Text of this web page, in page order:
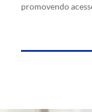
promovendo